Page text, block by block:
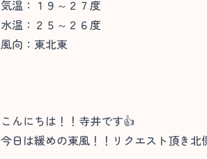
気温：１９～２７度
水温：２５～２６度
風向：東北東
こんにちは！！寺井です👍
今日は緩めの東風！！リクエスト頂き北